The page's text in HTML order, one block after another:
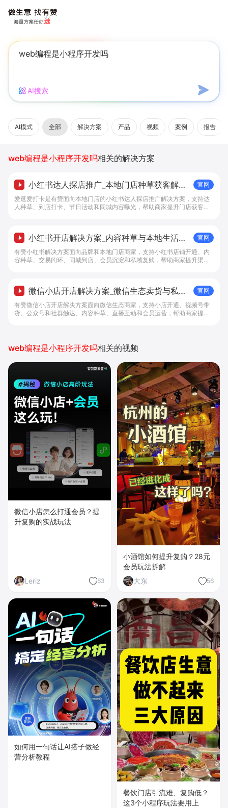
AI搜索
AI模式 全部 解决方案 产品 视频 案例 报告
web编程是小程序开发吗相关的解决方案
小红书达人探店推广_本地门店种草获客解决
方案 - 做生意, 找有赞
官网
爱逛爱打卡是有赞面向本地门店的小红书达人探店推广解决方案，支持达
人种草、到店打卡、节日活动和同城内容曝光，帮助商家提升门店获客与
小红书开店解决方案_内容种草与本地生活转
化工具 - 做生意, 找有赞
官网
有赞小红书解决方案面向品牌和本地门店商家，支持小红书店铺开通、内
容种草、交易闭环、同城到店、会员沉淀和私域复购，帮助商家提升渠道
微信小店开店解决方案_微信生态卖货与私域
经营 - 做生意, 找有赞
官网
有赞微信小店开店解决方案面向微信生态商家，支持小店开通、视频号带
货、公众号和社群触达、内容种草、直播互动和会员运营，帮助商家提升
web编程是小程序开发吗相关的视频
微信小店怎么打通会员？提
升复购的实战玩法
Leriz 63
小酒馆如何提升复购？28元
会员玩法拆解
大东
56
如何用一句话让AI搭子做经
营分析教程
餐饮门店引流难、复购低？
这3个小程序玩法要用上